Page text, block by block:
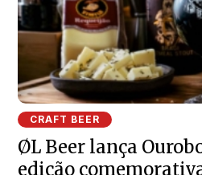
CRAFT BEER
ØL Beer lança
edição